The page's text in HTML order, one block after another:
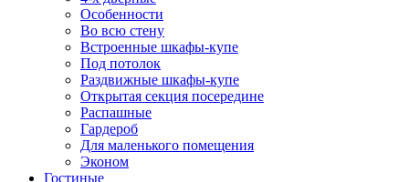
Особенности
Во всю стену
Встроенные шкафы-купе
Под потолок
Раздвижные шкафы-купе
Открытая секция посередине
Распашные
Гардероб
Для маленького помещения
Эконом
Гостиные